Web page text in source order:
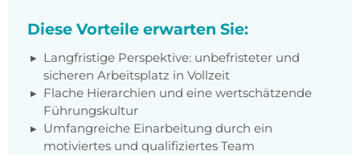
Diese Vorteile erwarten Sie:
Langfristige Perspektive: unbefristeter und
sicheren Arbeitsplatz in Vollzeit
Flache Hierarchien und eine wertschätzende
Führungskultur
Umfangreiche Einarbeitung durch ein
motiviertes und qualifiziertes Team